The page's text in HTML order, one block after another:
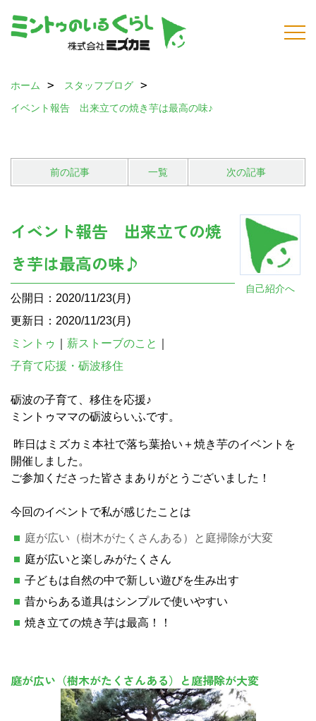
ホーム
スタッフブログ
イベント報告 出来立ての焼き芋は最高の味♪
前の記事 一覧 次の記事
自己紹介へ
イベント報告 出来立ての焼
き芋は最高の味♪
公開日：2020/11/23(月)
更新日：2020/11/23(月)
ミントゥ
薪ストーブのこと
子育て応援・砺波移住
砺波の子育て、移住を応援♪
ミントゥママの砺波らいふです。
昨日はミズカミ本社で落ち葉拾い＋焼き芋のイベントを
開催しました。
ご参加くださった皆さまありがとうございました！
今回のイベントで私が感じたことは
庭が広い（樹木がたくさんある）と庭掃除が大変
庭が広いと楽しみがたくさん
子どもは自然の中で新しい遊びを生み出す
昔からある道具はシンプルで使いやすい
焼き立ての焼き芋は最高！！
庭が広い（樹木がたくさんある）と庭掃除が大変